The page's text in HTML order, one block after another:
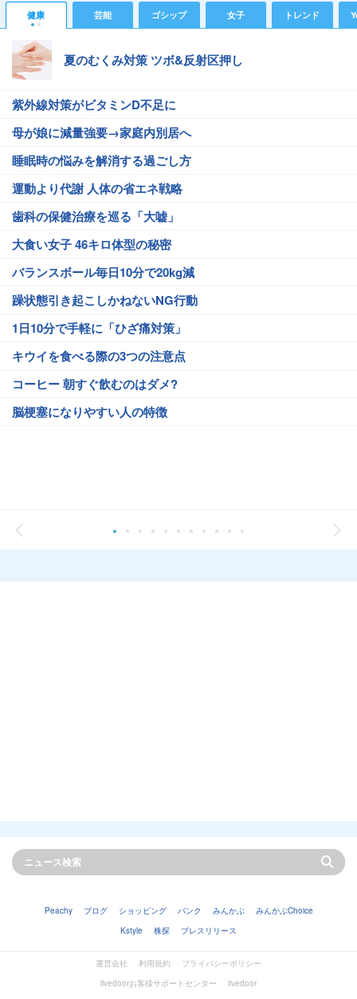
健康 芸能 ゴシップ 女子 トレンド
夏のむくみ対策 ツボ&反射区押し
紫外線対策がビタミンD不足に
母が娘に減量強要→家庭内別居へ
睡眠時の悩みを解消する過ごし方
運動より代謝 人体の省エネ戦略
歯科の保健治療を巡る「大嘘」
大食い女子 46キロ体型の秘密
バランスボール毎日10分で20kg減
躁状態引き起こしかねないNG行動
1日10分で手軽に「ひざ痛対策」
キウイを食べる際の3つの注意点
コーヒー 朝すぐ飲むのはダメ?
脳梗塞になりやすい人の特徴
Peachy ブログ ショッピング バンク みんかぶ
みんかぶChoice
Kstyle
株探 プレスリリース
運営会社 利用規約
プライバシーポリシー
livedoorお客様サポートセンター
livedoor